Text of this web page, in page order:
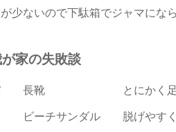
少ないので下駄箱でジャマにな
家の失敗談
長靴 とにかく足が疲
ビーチサンダル 脱げやすく